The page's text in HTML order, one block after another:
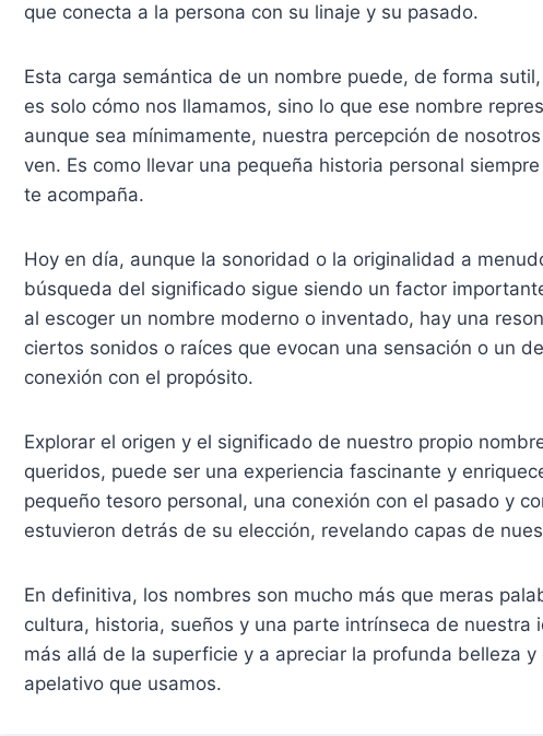
que conecta a la persona con su linaje y su pasado.
Esta carga semántica de un nombre puede, de forma
es solo cómo nos llamamos, sino lo que ese nombre
aunque sea mínimamente, nuestra percepción de
ven. Es como llevar una pequeña historia personal
te acompaña.
Hoy en día, aunque la sonoridad o la originalidad a
búsqueda del significado sigue siendo un factor
al escoger un nombre moderno o inventado, hay una
ciertos sonidos o raíces que evocan una sensación o un
conexión con el propósito.
Explorar el origen y el significado de nuestro propio
queridos, puede ser una experiencia fascinante y
pequeño tesoro personal, una conexión con el pasado y
estuvieron detrás de su elección, revelando capas de
En definitiva, los nombres son mucho más que meras
cultura, historia, sueños y una parte intrínseca de nuestra
más allá de la superficie y a apreciar la profunda belleza
apelativo que usamos.